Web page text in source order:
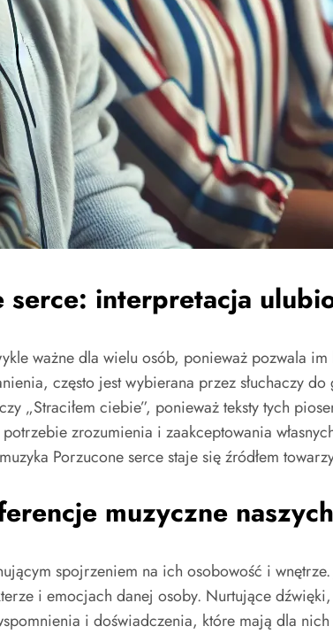
serce: interpretacja
ważne dla wielu osób, ponieważ pozwala
często jest wybierana przez słuchaczy
„Straciłem ciebie”, ponieważ teksty tych
zrozumienia i zaakceptowania
Porzucone serce staje się źródłem
muzyczne
spojrzeniem na ich osobowość i
i emocjach danej osoby. Nurtujące
i doświadczenia, które mają dla